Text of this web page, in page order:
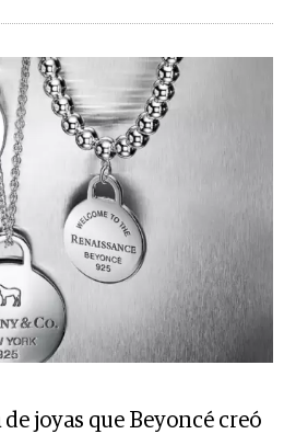
joyas que Beyoncé creó